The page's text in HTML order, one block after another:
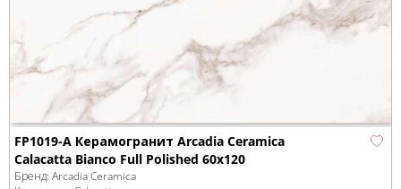
FP1019-A Керамогранит Arcadia Ceramica
Calacatta Bianco Full Polished 60x120
Бренд: Arcadia Ceramica